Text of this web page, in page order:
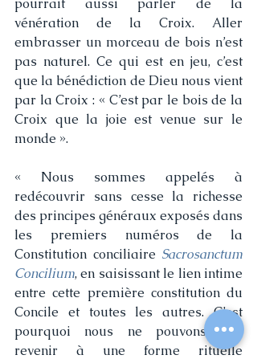
pourrait aussi parler de la
vénération de la Croix. Aller
embrasser un morceau de bois n’est
pas naturel. Ce qui est en jeu, c’est
que la bénédiction de Dieu nous vient
par la Croix : « C’est par le bois de la
Croix que la joie est venue sur le
monde ».
« Nous sommes appelés à
redécouvrir sans cesse la richesse
des principes généraux exposés dans
les premiers numéros de la
Constitution conciliaire Sacrosanctum
Concilium, en saisissant le lien intime
entre cette première constitution du
Concile et toutes les autres. C’est
pourquoi nous ne pouvons pas
revenir à une forme rituelle